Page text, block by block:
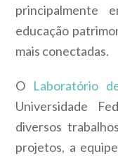
principalmente
educação
mais conectadas.
O Laboratório
Universidade
diversos
projetos, a